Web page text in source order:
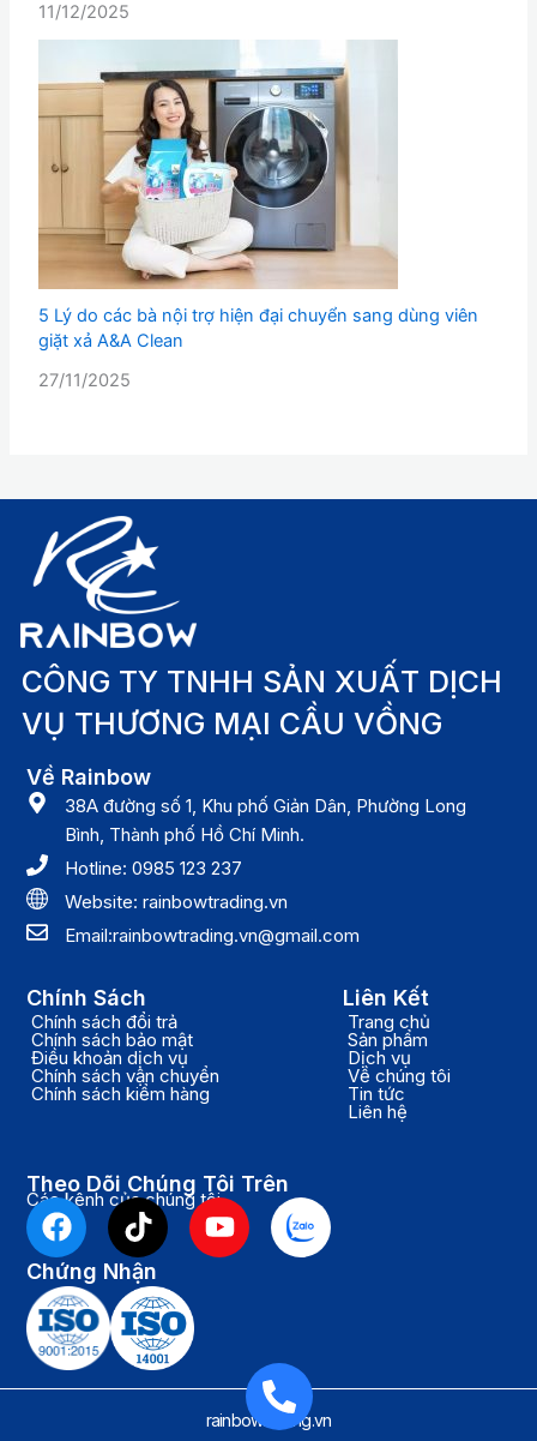
11/12/2025
5 Lý do các bà nội trợ hiện đại chuyển sang dùng viên
giặt xả A&A Clean
27/11/2025
CÔNG TY TNHH SẢN XUẤT DỊCH
VỤ THƯƠNG MẠI CẦU VỒNG
Về Rainbow
38A đường số 1, Khu phố Giản Dân, Phường Long
Bình, Thành phố Hồ Chí Minh.
Hotline: 0985 123 237
Website: rainbowtrading.vn
Email:rainbowtrading.vn@gmail.com
Chính Sách
Chính sách đổi trả
Chính sách bảo mật
Điều khoản dịch vụ
Chính sách vận chuyển
Chính sách kiểm hàng
Liên Kết
Trang chủ
Sản phẩm
Dịch vụ
Về chúng tôi
Tin tức
Liên hệ
Theo Dõi Chúng Tôi Trên
Các kênh của chúng tôi
F
a
c
e
b
o
o
T
i
k
t
o
k
Y
o
e
Chứng Nhận
rainbowtrading.vn